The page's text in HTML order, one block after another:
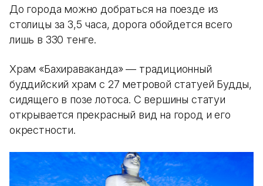
До города можно добраться на поезде из
столицы за 3,5 часа, дорога обойдется всего
лишь в 330 тенге.
Храм «Бахираваканда» — традиционный
буддийский храм с 27 метровой статуей Будды,
сидящего в позе лотоса. С вершины статуи
открывается прекрасный вид на город и его
окрестности.